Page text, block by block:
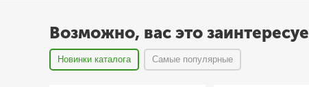
Возможно, вас это
Новинки каталога Самые популярные